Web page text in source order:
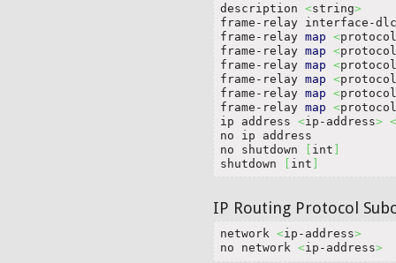
description <string>
frame-relay interface-
frame-relay map <
frame-relay map <
frame-relay map <
frame-relay map <
frame-relay map <
frame-relay map <
ip address <ip-address> <
no ip address
no shutdown
[ int ]
shutdown
[ int ]
IP Routing Protocol
network <ip-address>
no network <ip-address>